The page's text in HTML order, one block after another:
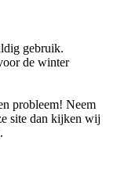
gebruik.
de winter
probleem! Neem
site dan kijken wij